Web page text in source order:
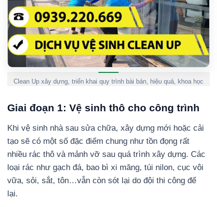
Clean Up xây dựng, triển khai quy trình bài bản, hiệu quả, khoa học
Giai đoạn 1: Vệ sinh thô cho công trình
Khi vệ sinh nhà sau sửa chữa, xây dựng mới hoặc cải
tạo sẽ có một số đặc điểm chung như tồn đọng rất
nhiều rác thô và mảnh vỡ sau quá trình xây dựng. Các
loại rác như gạch đá, bao bì xi măng, túi nilon, cục vôi
vữa, sỏi, sắt, tôn…vẫn còn sót lại do đội thi công để
lại.